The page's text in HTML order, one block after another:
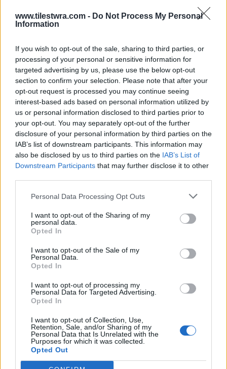
www.tilestwra.com - Do Not Process My Personal
Information
If you wish to opt-out of the sale, sharing to third parties, or
processing of your personal or sensitive information for
targeted advertising by us, please use the below opt-out
section to confirm your selection. Please note that after your
opt-out request is processed you may continue seeing
interest-based ads based on personal information utilized by
us or personal information disclosed to third parties prior to
your opt-out. You may separately opt-out of the further
disclosure of your personal information by third parties on the
IAB’s list of downstream participants. This information may
also be disclosed by us to third parties on the IAB’s List of
Downstream Participants that may further disclose it to other
Personal Data Processing Opt Outs
I want to opt-out of the Sharing of my
personal data.
Opted In
I want to opt-out of the Sale of my
Personal Data.
Opted In
I want to opt-out of processing my
Personal Data for Targeted Advertising.
Opted In
I want to opt-out of Collection, Use,
Retention, Sale, and/or Sharing of my
Personal Data that Is Unrelated with the
Purposes for which it was collected.
Opted Out
Το νησί Pag-asa είναι το μοναδικό από το
σύμπλεγμα νησιών Spratly, που κατοικείται
από ντόπιους, οι οποίου εξαρτώνται σε μεγάλο
βαθμό από το ψάρεμα.
Η ανάρτηση έχει προκαλέσει ανάμεικτες
αντιδράσεις στους χρήστες του διαδικτύου, με
τους περισσότερους να καταδικάζουν τις